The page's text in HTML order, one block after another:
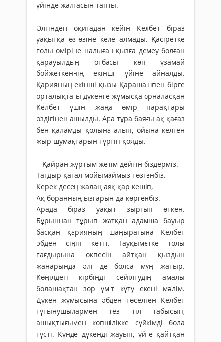
үйінде жалғасын тапты.
Әлгіндегі оқиғадан кейін Келбет біраз
уақытқа өз-өзіне келе алмады. Қасіретке
толы өмірі­не налыған қызға демеу болған
қарауыл­дың отбасы көп ұзамай
бойжеткеннің екінші үйіне айналды.
Қарияның екінші қызы Қарашашпен бірге
орталықтағы дүкенге жұмысқа орналасқан
Келбет үшін жаңа өмір парақтары
өздігінен ашылды. Ара тұра баяғы ақ қағаз
бен қаламды қолына алып, ойына келген
жыр шумақтарын түртіп қояды.
– Қайран жұртым жетім дейтін біздерміз.
Тағдыр қатал мойымаймыз төзгенбіз.
Керек десең жалаң аяқ қар кешіп,
Ақ боранның ызғарын да көргенбіз.
Арада біраз уақыт зырғып өткен.
Бұрыннан тұрып жат­қан адамша бауыр
басқан қарияның шаңырағына Келбет
әбден сіңіп кетті. Тауқыметке толы
тағдырына өкпесін айтқан қыздың
жанарында әлі де болса мұң жатыр.
Көңілдегі кірбіңді сейілтудің амалы
болашақтан зор үміт күту екені мәлім.
Дүкен жұмысына әбден төселген Келбет
тұтынушылармен тез тіл табысып,
ашықтығымен көпшілікке сүйкімді бола
түсті. Күнде дүкенді жауып, үйге қайтқан